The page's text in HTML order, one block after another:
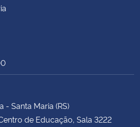
- Santa Maria (RS)
de Educação, Sala 3222